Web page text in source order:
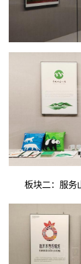
板块二：服务